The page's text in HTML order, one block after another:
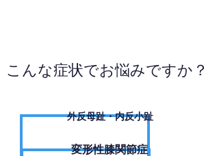
こんな症状でお悩みですか？
外反母趾・内反小趾
変形性膝関節症